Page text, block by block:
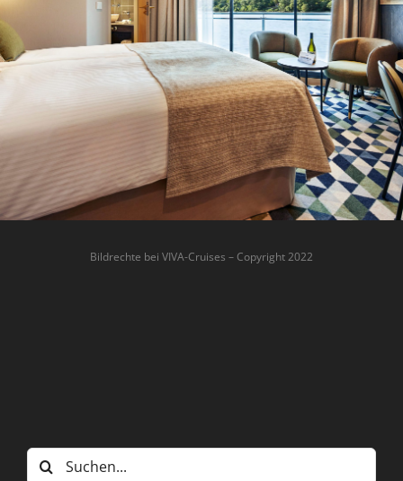
Bildrechte bei VIVA-Cruises – Copyright 2022
Suche